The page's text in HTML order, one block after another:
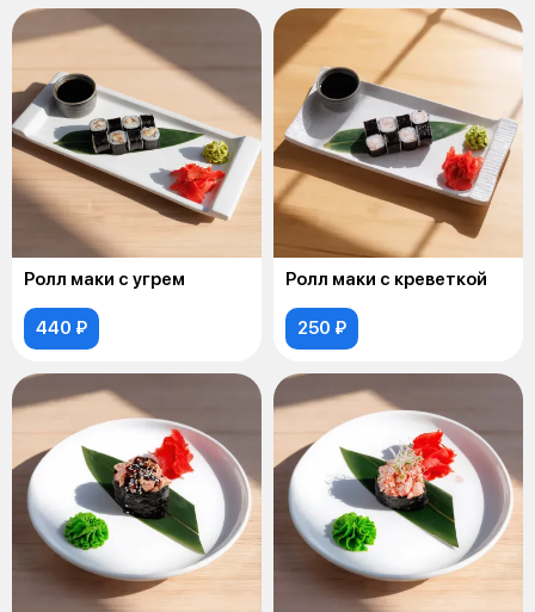
Ролл маки с угрем
440 ₽
Ролл маки с креветкой
250 ₽